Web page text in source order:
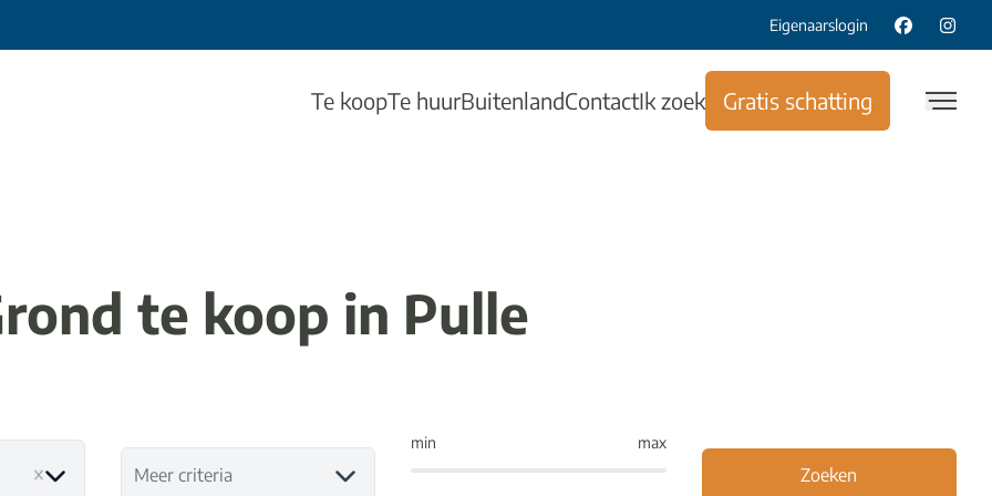
Eigenaarslogin
Te koopTe huurBuitenlandContactIk zoek Gratis schatting
te koop in Pulle
Meer criteria
min max
Zoeken